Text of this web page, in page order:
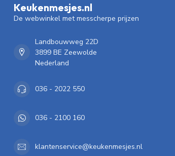
Keukenmesjes.nl
De webwinkel met messcherpe prijzen
Landbouwweg 22D
3899 BE Zeewolde
Nederland
036 - 2022 550
036 - 2100 160
klantenservice@keukenmesjes.nl